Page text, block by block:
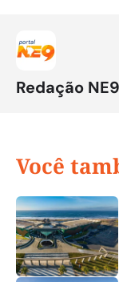
Redação
Você